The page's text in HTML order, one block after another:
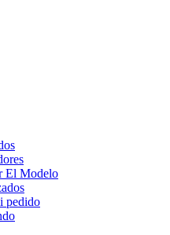
El Modelo
pedido